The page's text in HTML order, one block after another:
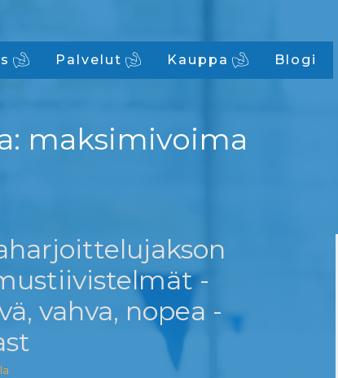
Palvelut Kauppa Blogi
maksimivoima
-
vahva, nopea -